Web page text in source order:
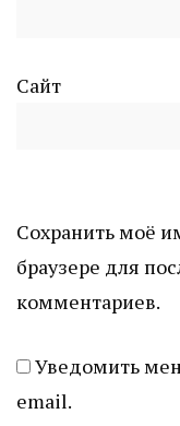
Сайт
Сохранить моё
браузере для
комментариев.
Уведомить
email.